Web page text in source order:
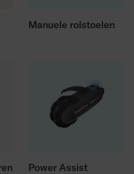
Manuele rolstoelen
Power Assist